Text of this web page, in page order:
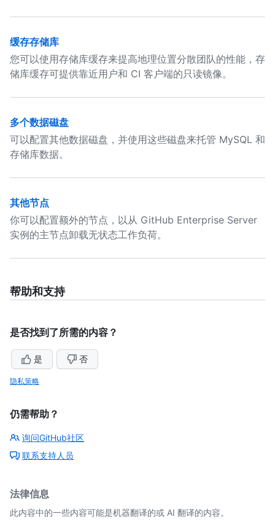
缓存存储库
您可以使用存储库缓存来提高地理位置分散团队的性能，存
储库缓存可提供靠近用户和 CI 客户端的只读镜像。
多个数据磁盘
可以配置其他数据磁盘，并使用这些磁盘来托管 MySQL 和
存储库数据。
其他节点
你可以配置额外的节点，以从 GitHub Enterprise Server
实例的主节点卸载无状态工作负荷。
帮助和支持
是否找到了所需的内容？
是 否
隐私策略
仍需帮助？
询问GitHub社区
联系支持人员
法律信息
此内容中的一些内容可能是机器翻译的或 AI 翻译的内容。